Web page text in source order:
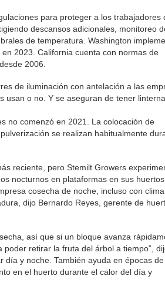
para proteger a los trabajadores
descansos adicionales, monitoreo
de temperatura. Washington
2023. California cuenta con normas de
2006.
de iluminación con antelación a las
usan o no. Y se aseguran de tener
no comenzó en 2021. La colocación de
se realizan habitualmente
reciente, pero Stemilt Growers
nocturnos en plataformas en sus
cosecha de noche, incluso con clima
dijo Bernardo Reyes, gerente de
así que si un bloque avanza
retirar la fruta del árbol a tiempo”,
día y noche. También ayuda en épocas de
en el huerto durante el calor del día y